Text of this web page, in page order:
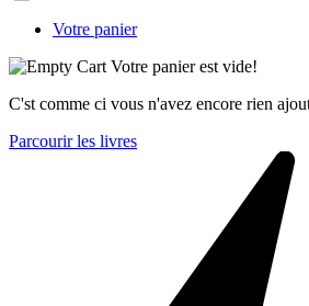
Votre panier
Votre panier est vide!
C'st comme ci vous n'avez encore rien
Parcourir les livres